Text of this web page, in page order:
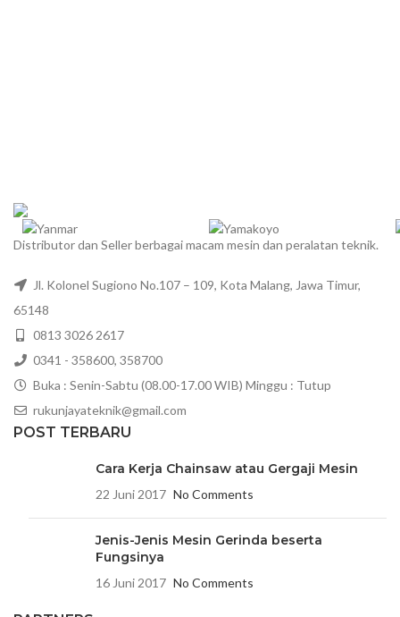
Distributor dan Seller berbagai macam mesin dan peralatan teknik.
Jl. Kolonel Sugiono No.107 – 109, Kota Malang, Jawa Timur,
65148
0813 3026 2617
0341 - 358600, 358700
Buka : Senin-Sabtu (08.00-17.00 WIB) Minggu : Tutup
rukunjayateknik@gmail.com
POST TERBARU
Cara Kerja Chainsaw atau Gergaji Mesin
22 Juni 2017 No Comments
Jenis-Jenis Mesin Gerinda beserta
Fungsinya
16 Juni 2017 No Comments